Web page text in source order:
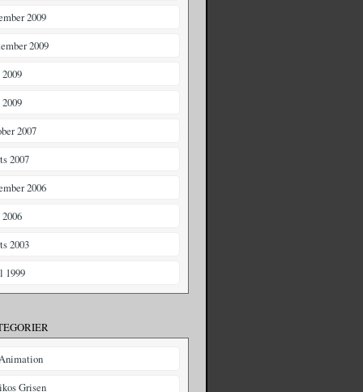
2009
2009
2007
2007
2006
2003
1999
Grisen